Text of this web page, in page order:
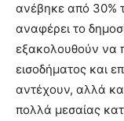
ανέβηκε από 30%
αναφέρει το
εξακολουθούν να
εισοδήματος και
αντέχουν, αλλά
πολλά μεσαίας